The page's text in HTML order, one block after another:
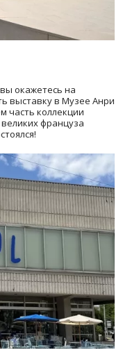
окажетесь на
выставку в Музее Анри
часть коллекции
француза